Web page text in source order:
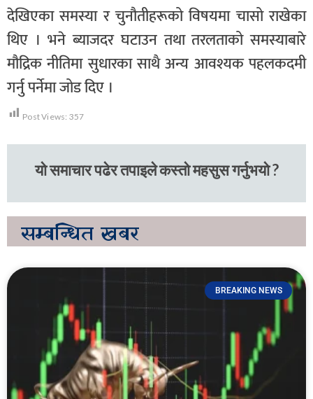
देखिएका समस्या र चुनौतीहरूको विषयमा चासो राखेका
थिए । भने ब्याजदर घटाउन तथा तरलताको समस्याबारे
मौद्रिक नीतिमा सुधारका साथै अन्य आवश्यक पहलकदमी
गर्नु पर्नेमा जोड दिए ।
Post Views: 357
यो समाचार पढेर तपाइले कस्तो महसुस गर्नुभयो ?
सम्बन्धित खबर
BREAKING NEWS